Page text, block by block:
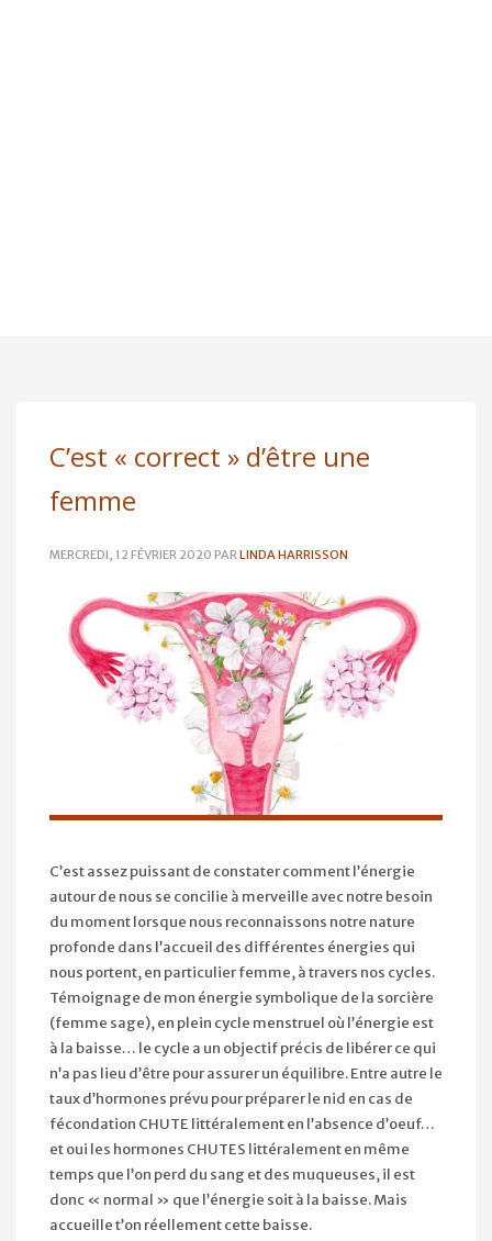
C’est « correct » d’être une
femme
MERCREDI, 12 FÉVRIER 2020 PARLINDA HARRISSON
C’est assez puissant de constater comment l’énergie
autour de nous se concilie à merveille avec notre besoin
du moment lorsque nous reconnaissons notre nature
profonde dans l’accueil des différentes énergies qui
nous portent, en particulier femme, à travers nos cycles.
Témoignage de mon énergie symbolique de la sorcière
(femme sage), en plein cycle menstruel où l’énergie est
à la baisse… le cycle a un objectif précis de libérer ce qui
n’a pas lieu d’être pour assurer un équilibre. Entre autre le
taux d’hormones prévu pour préparer le nid en cas de
fécondation CHUTE littéralement en l’absence d’oeuf…
et oui les hormones CHUTES littéralement en même
temps que l’on perd du sang et des muqueuses, il est
donc « normal » que l’énergie soit à la baisse. Mais
accueille t’on réellement cette baisse.